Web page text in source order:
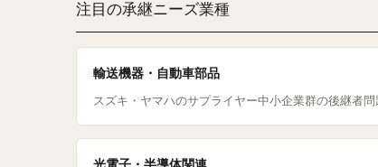
注目の承継ニーズ業種
輸送機器・自動車部品
スズキ・ヤマハのサプライヤー中小企業群の後継者
光電子・半導体関連